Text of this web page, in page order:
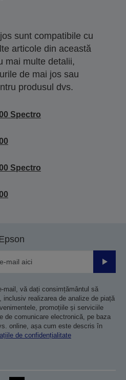
sunt compatibile cu
articole din această
mai multe detalii,
de mai jos sau
produsul dvs.
Spectro
Spectro
mail, vă dați consimțământul să
inclusiv realizarea de analize de piață
promoțiile și serviciile
de comunicare electronică, pe baza
online, așa cum este descris în
de confidențialitate